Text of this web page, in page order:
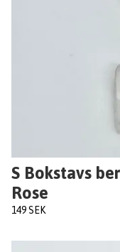
S Bokstavs
Rose
149 SEK